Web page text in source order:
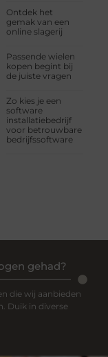
Ontdek het
gemak van een
online slagerij
Passende wielen
kopen begint bij
de juiste vragen
Zo kies je een
software
installatiebedrijf
voor betrouwbare
bedrijfssoftware
gehad?
die wij aanbieden
Duik in diverse